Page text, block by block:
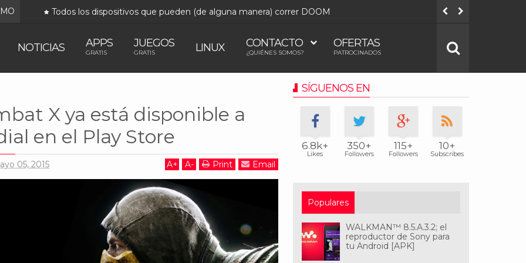
Todos los dispositivos que pueden (de alguna manera) correr DOOM
NOTICIAS APPS
GRATIS
JUEGOS
GRATIS LINUX CONTACTO
¿QUIÉNES SOMOS?
OFERTAS
PATROCINADOS
Mortal Kombat X ya está disponible a nivel mundial en el Play Store
X ya está disponible a
en el Play Store
05, 2015 A+ A- Print Email
SÍGUENOS EN
6.8k+
Likes
350+
Followers
115+
Followers
10+
Subscribes
Populares
WALKMAN™ 8.5.A.3.2; el
reproductor de Sony para
tu Android [APK]